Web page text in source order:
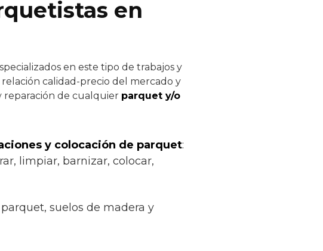
en
en este tipo de trabajos y
calidad-precio del mercado y
reparación de cualquier parquet y/o
y colocación de parquet:
limpiar, barnizar, colocar,
suelos de madera y